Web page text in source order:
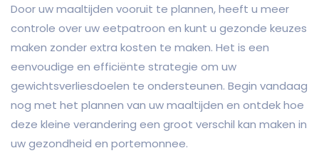
Door uw maaltijden vooruit te plannen, heeft u meer
controle over uw eetpatroon en kunt u gezonde keuzes
maken zonder extra kosten te maken. Het is een
eenvoudige en efficiënte strategie om uw
gewichtsverliesdoelen te ondersteunen. Begin vandaag
nog met het plannen van uw maaltijden en ontdek hoe
deze kleine verandering een groot verschil kan maken in
uw gezondheid en portemonnee.